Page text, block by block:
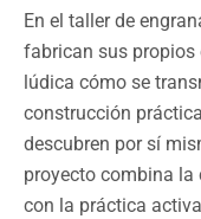
En el taller de
fabrican sus propios
lúdica cómo se
construcción
descubren por sí
proyecto combina
con la práctica